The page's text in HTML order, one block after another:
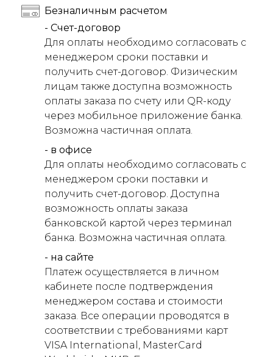
Безналичным расчетом
- Счет-договор
Для оплаты необходимо согласовать с
менеджером сроки поставки и
получить счет-договор. Физическим
лицам также доступна возможность
оплаты заказа по счету или QR-коду
через мобильное приложение банка.
Возможна частичная оплата.
- в офисе
Для оплаты необходимо согласовать с
менеджером сроки поставки и
получить счет-договор. Доступна
возможность оплаты заказа
банковской картой через терминал
банка. Возможна частичная оплата.
- на сайте
Платеж осуществляется в личном
кабинете после подтверждения
менеджером состава и стоимости
заказа. Все операции проводятся в
соответствии с требованиями карт
VISA International, MasterCard